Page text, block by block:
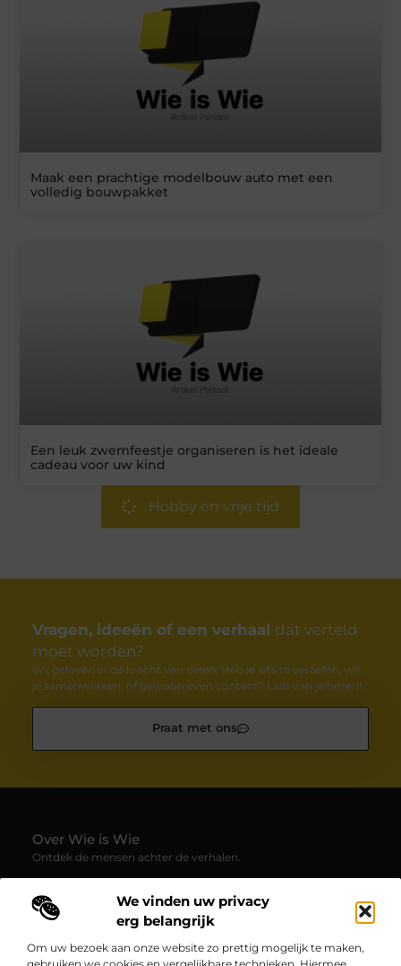
We vinden uw privacy
erg belangrijk
Om uw bezoek aan onze website zo prettig mogelijk te maken,
Maak een prachtige modelbouw auto met een
volledig bouwpakket
Een leuk zwemfeestje organiseren is het ideale
cadeau voor uw kind
Hobby en vrije tijd
Vragen, ideeën of een verhaal dat verteld
moet worden?
Wij geloven in de kracht van delen. Heb je iets te vertellen, wil
je samenwerken, of gewoon even contact? Laat van je horen!
Praat met ons
Over Wie is Wie
Ontdek de mensen achter de verhalen.
over boeiende persoonlijkheden uit alle hoeken van de
samenleving. Laat je verrassen door inspirerende